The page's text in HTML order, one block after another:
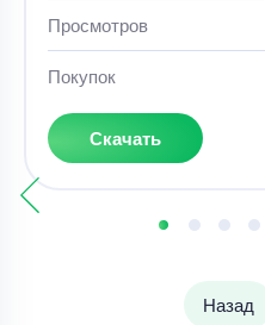
Просмотров
Покупок
Скачать
Назад